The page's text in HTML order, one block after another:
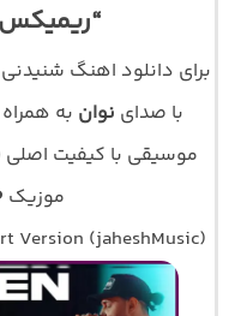
برای دانلود اهنگ شنیدنی
با صدای نوان به
موزیک
Version (jaheshMusic)